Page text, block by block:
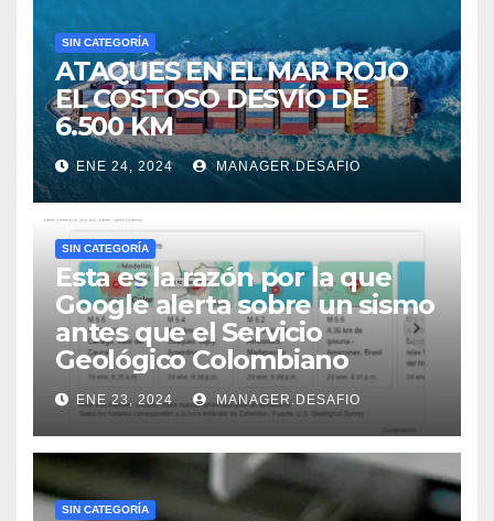
SIN CATEGORÍA
ATAQUES EN EL MAR ROJO
EL COSTOSO DESVÍO DE
6.500 KM
ENE 24, 2024 MANAGER.DESAFIO
SIN CATEGORÍA
Esta es la razón por la que
Google alerta sobre un sismo
antes que el Servicio
Geológico Colombiano
ENE 23, 2024 MANAGER.DESAFIO
SIN CATEGORÍA